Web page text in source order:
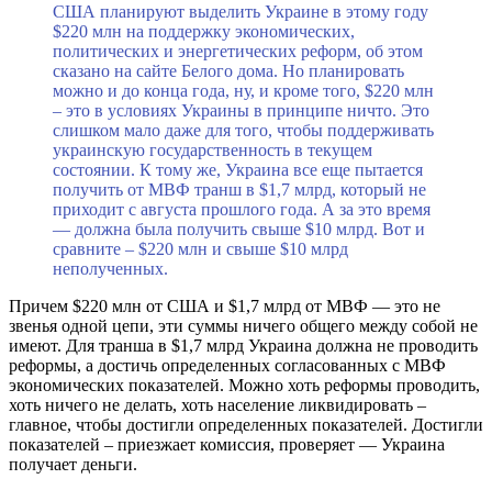
США планируют выделить Украине в этому году
$220 млн на поддержку экономических,
политических и энергетических реформ, об этом
сказано на сайте Белого дома. Но планировать
можно и до конца года, ну, и кроме того, $220 млн
– это в условиях Украины в принципе ничто. Это
слишком мало даже для того, чтобы поддерживать
украинскую государственность в текущем
состоянии. К тому же, Украина все еще пытается
получить от МВФ транш в $1,7 млрд, который не
приходит с августа прошлого года. А за это время
— должна была получить свыше $10 млрд. Вот и
сравните – $220 млн и свыше $10 млрд
неполученных.
Причем $220 млн от США и $1,7 млрд от МВФ — это не
звенья одной цепи, эти суммы ничего общего между собой не
имеют. Для транша в $1,7 млрд Украина должна не проводить
реформы, а достичь определенных согласованных с МВФ
экономических показателей. Можно хоть реформы проводить,
хоть ничего не делать, хоть население ликвидировать –
главное, чтобы достигли определенных показателей. Достигли
показателей – приезжает комиссия, проверяет — Украина
получает деньги.